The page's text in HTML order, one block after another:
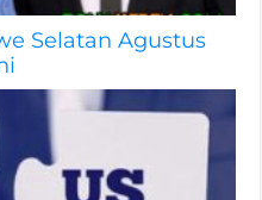
Selatan Agustus